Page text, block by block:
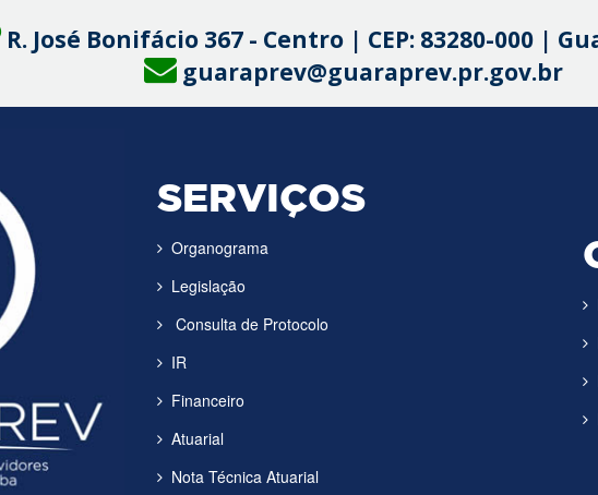
R. José Bonifácio 367 - Centro | CEP: 83280-000 |
guaraprev@guaraprev.pr.gov.br
SERVIÇOS
Organograma
Legislação
Consulta de Protocolo
IR
Financeiro
Atuarial
Nota Técnica Atuarial